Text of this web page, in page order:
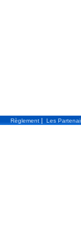
Règlement | Les